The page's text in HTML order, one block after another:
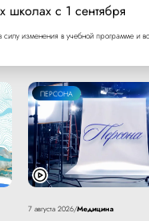
школах с 1 сентября
изменения в учебной программе и
ПЕРСОНА
7 августа 2026/Медицина